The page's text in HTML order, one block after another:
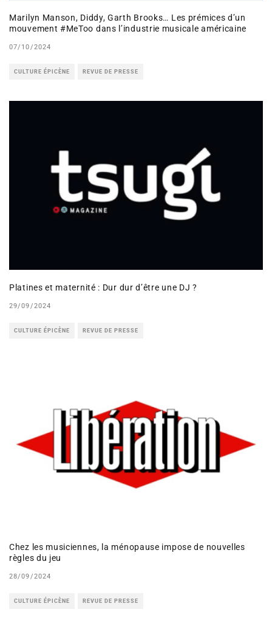
Marilyn Manson, Diddy, Garth Brooks… Les prémices d’un
mouvement #MeToo dans l’industrie musicale américaine
07/10/2024
CULTURE ÉPICÈNE REVUE DE PRESSE
Platines et maternité : Dur dur d’être une DJ ?
29/09/2024
CULTURE ÉPICÈNE REVUE DE PRESSE
Chez les musiciennes, la ménopause impose de nouvelles
règles du jeu
28/09/2024
CULTURE ÉPICÈNE REVUE DE PRESSE